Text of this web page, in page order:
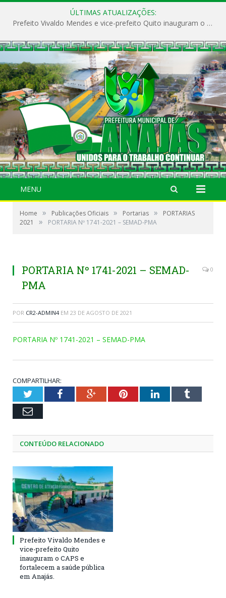
ÚLTIMAS ATUALIZAÇÕES:
Prefeito Vivaldo Mendes e vice-prefeito Quito inauguram o CAPS e fortalecem a saúde pública em Anajás.
MENU
Home » Publicações Oficiais » Portarias »
PORTARIAS
2021
» PORTARIA Nº 1741-2021 – SEMAD-PMA
PORTARIA Nº 1741-2021 – SEMAD-
PMA
0
POR CR2-ADMIN4 EM 23 DE AGOSTO DE 2021
PORTARIA Nº 1741-2021 – SEMAD-PMA
COMPARTILHAR:
TwitterFacebookGoogle+PinterestLinkedInTumblr
Email
CONTEÚDO RELACIONADO
Prefeito Vivaldo Mendes e
vice-prefeito Quito
inauguram o CAPS e
fortalecem a saúde pública
em Anajás.